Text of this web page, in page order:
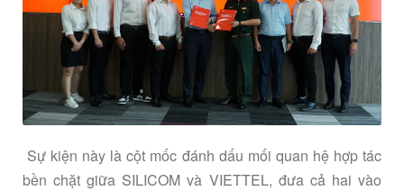
Sự kiện này là cột mốc đánh dấu mối quan hệ hợp tác
bền chặt giữa SILICOM và VIETTEL, đưa cả hai vào